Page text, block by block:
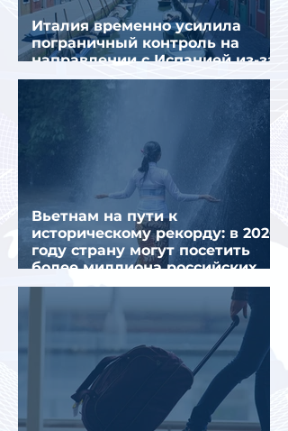
Италия временно усилила
пограничный контроль на
направлении с Испанией из-за
миграционного кризиса
Вьетнам на пути к
историческому рекорду: в 2026
году страну могут посетить
более миллиона российских
туристов